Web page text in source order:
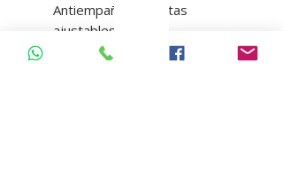
Antiempañante, Patas
ajustables
Las gafas de seguridad